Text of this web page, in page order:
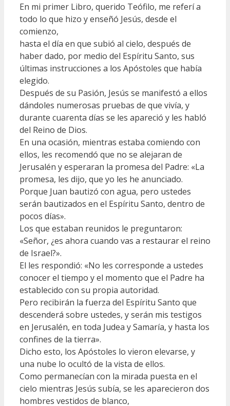
En mi primer Libro, querido Teófilo, me referí a
todo lo que hizo y enseñó Jesús, desde el
comienzo,
hasta el día en que subió al cielo, después de
haber dado, por medio del Espíritu Santo, sus
últimas instrucciones a los Apóstoles que había
elegido.
Después de su Pasión, Jesús se manifestó a ellos
dándoles numerosas pruebas de que vivía, y
durante cuarenta días se les apareció y les habló
del Reino de Dios.
En una ocasión, mientras estaba comiendo con
ellos, les recomendó que no se alejaran de
Jerusalén y esperaran la promesa del Padre: «La
promesa, les dijo, que yo les he anunciado.
Porque Juan bautizó con agua, pero ustedes
serán bautizados en el Espíritu Santo, dentro de
pocos días».
Los que estaban reunidos le preguntaron:
«Señor, ¿es ahora cuando vas a restaurar el reino
de Israel?».
El les respondió: «No les corresponde a ustedes
conocer el tiempo y el momento que el Padre ha
establecido con su propia autoridad.
Pero recibirán la fuerza del Espíritu Santo que
descenderá sobre ustedes, y serán mis testigos
en Jerusalén, en toda Judea y Samaría, y hasta los
confines de la tierra».
Dicho esto, los Apóstoles lo vieron elevarse, y
una nube lo ocultó de la vista de ellos.
Como permanecían con la mirada puesta en el
cielo mientras Jesús subía, se les aparecieron dos
hombres vestidos de blanco,